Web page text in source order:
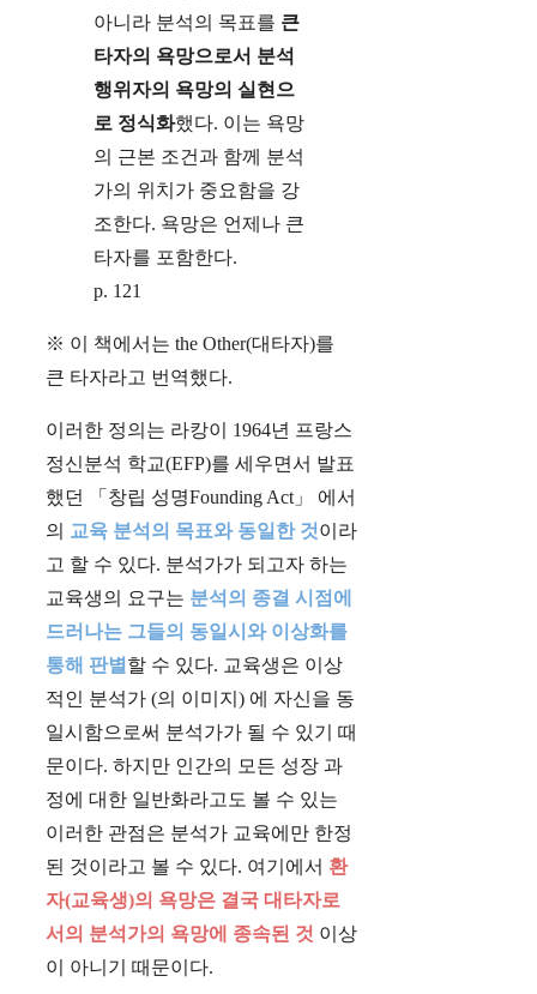
아니라 분석의 목표를 큰
타자의 욕망으로서 분석
행위자의 욕망의 실현으
로 정식화했다. 이는 욕망
의 근본 조건과 함께 분석
가의 위치가 중요함을 강
조한다. 욕망은 언제나 큰
타자를 포함한다.
p. 121
※ 이 책에서는 the Other(대타자)를
큰 타자라고 번역했다.
이러한 정의는 라캉이 1964년 프랑스
정신분석 학교(EFP)를 세우면서 발표
했던 「창립 성명Founding Act」 에서
의 교육 분석의 목표와 동일한 것이라
고 할 수 있다. 분석가가 되고자 하는
교육생의 요구는 분석의 종결 시점에
드러나는 그들의 동일시와 이상화를
통해 판별 할 수 있다. 교육생은 이상
적인 분석가 (의 이미지) 에 자신을 동
일시함으로써 분석가가 될 수 있기 때
문이다. 하지만 인간의 모든 성장 과
정에 대한 일반화라고도 볼 수 있는
이러한 관점은 분석가 교육에만 한정
된 것이라고 볼 수 있다. 여기에서 환
자(교육생)의 욕망은 결국 대타자로
서의 분석가의 욕망에 종속된 것 이상
이 아니기 때문이다.